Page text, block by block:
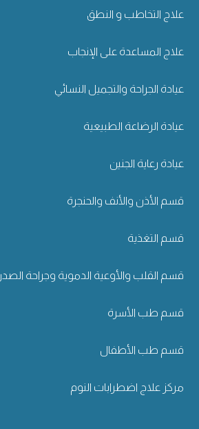
علاج التخاطب و النطق
علاج المساعدة على الإنجاب
عيادة الجراحة والتجميل النسائي
عيادة الرضاعة الطبيعية
عيادة رعاية الجنين
قسم الأذن والأنف والحنجرة
قسم التغذية
قسم القلب والأوعية الدموية وجراحة الصدر
قسم طب الأسرة
قسم طب الأطفال
مركز علاج اضطرابات النوم